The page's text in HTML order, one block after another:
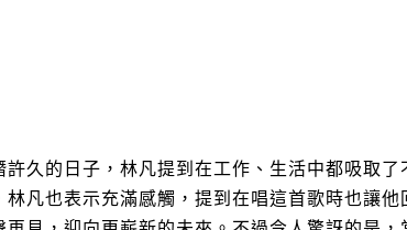
久的日子，林凡提到在工作、生活中都吸取了
凡也表示充滿感觸，提到在唱這首歌時也讓他